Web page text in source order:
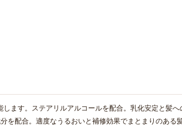
ます。ステアリルアルコールを配合。乳化安定と髪へ
を配合。適度なうるおいと補修効果でまとまりのある